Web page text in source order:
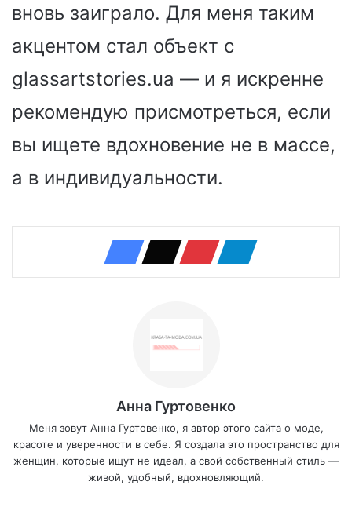
вновь заиграло. Для меня таким
акцентом стал объект с
glassartstories.ua — и я искренне
рекомендую присмотреться, если
вы ищете вдохновение не в массе,
а в индивидуальности.
Анна Гуртовенко
Меня зовут Анна Гуртовенко, я автор этого сайта о моде,
красоте и уверенности в себе. Я создала это пространство для
женщин, которые ищут не идеал, а свой собственный стиль —
живой, удобный, вдохновляющий.